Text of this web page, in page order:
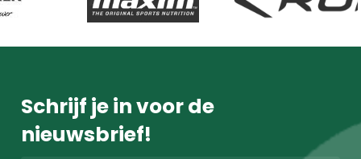
Schrijf je in voor de
nieuwsbrief!